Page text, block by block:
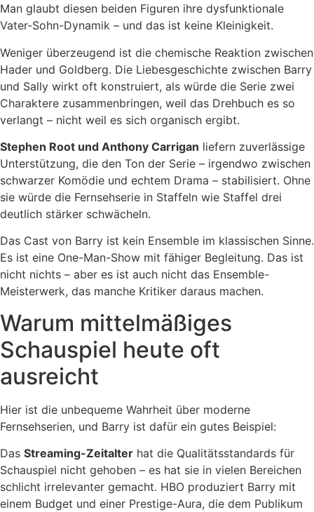
Man glaubt diesen beiden Figuren ihre dysfunktionale
Vater-Sohn-Dynamik – und das ist keine Kleinigkeit.
Weniger überzeugend ist die chemische Reaktion zwischen
Hader und Goldberg. Die Liebesgeschichte zwischen Barry
und Sally wirkt oft konstruiert, als würde die Serie zwei
Charaktere zusammenbringen, weil das Drehbuch es so
verlangt – nicht weil es sich organisch ergibt.
Stephen Root und Anthony Carrigan liefern zuverlässige
Unterstützung, die den Ton der Serie – irgendwo zwischen
schwarzer Komödie und echtem Drama – stabilisiert. Ohne
sie würde die Fernsehserie in Staffeln wie Staffel drei
deutlich stärker schwächeln.
Das Cast von Barry ist kein Ensemble im klassischen Sinne.
Es ist eine One-Man-Show mit fähiger Begleitung. Das ist
nicht nichts – aber es ist auch nicht das Ensemble-
Meisterwerk, das manche Kritiker daraus machen.
Warum mittelmäßiges
Schauspiel heute oft
ausreicht
Hier ist die unbequeme Wahrheit über moderne
Fernsehserien, und Barry ist dafür ein gutes Beispiel:
Das Streaming-Zeitalter hat die Qualitätsstandards für
Schauspiel nicht gehoben – es hat sie in vielen Bereichen
schlicht irrelevanter gemacht. HBO produziert Barry mit
einem Budget und einer Prestige-Aura, die dem Publikum